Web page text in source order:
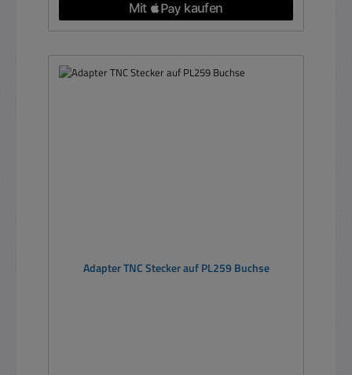
Adapter TNC Stecker auf PL259 Buchse